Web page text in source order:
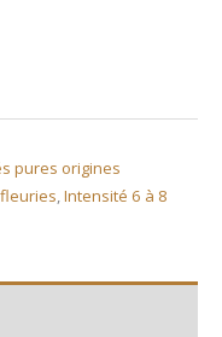
pures origines
,Intensité 6 à 8